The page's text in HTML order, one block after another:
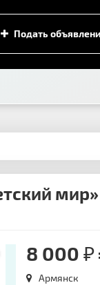
Подать
мир»
8 000 ₽
Армянск